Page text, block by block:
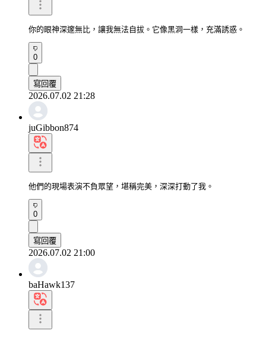
你的眼神深邃無比，讓我無法自拔。它像黑洞一樣，充滿誘惑。
0
寫回覆
2026.07.02 21:28
juGibbon874
他們的現場表演不負眾望，堪稱完美，深深打動了我。
0
寫回覆
2026.07.02 21:00
baHawk137